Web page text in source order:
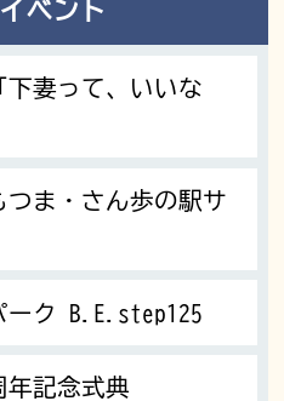
ベント
下妻って、いいな
つま・さん歩の駅サ
ーク B.E.step125
年記念式典